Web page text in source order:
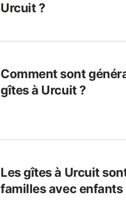
Urcuit ?
Comment sont
gîtes à Urcuit ?
Les gîtes à Urcuit
familles avec enfants